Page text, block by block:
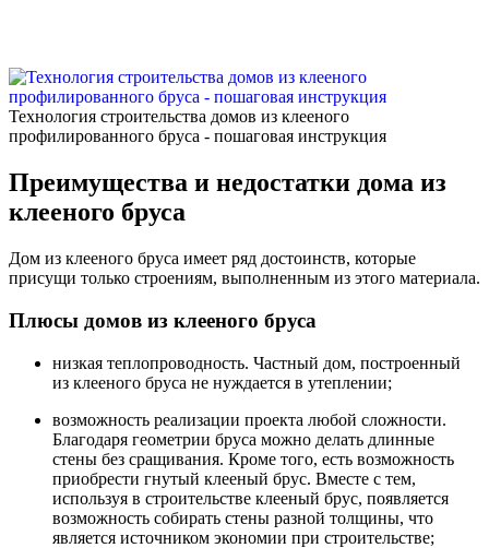
Технология строительства домов из клееного
профилированного бруса - пошаговая инструкция
Преимущества и недостатки дома из
клееного бруса
Дом из клееного бруса имеет ряд достоинств, которые
присущи только строениям, выполненным из этого материала.
Плюсы домов из клееного бруса
низкая теплопроводность. Частный дом, построенный
из клееного бруса не нуждается в утеплении;
возможность реализации проекта любой сложности.
Благодаря геометрии бруса можно делать длинные
стены без сращивания. Кроме того, есть возможность
приобрести гнутый клееный брус. Вместе с тем,
используя в строительстве клееный брус, появляется
возможность собирать стены разной толщины, что
является источником экономии при строительстве;